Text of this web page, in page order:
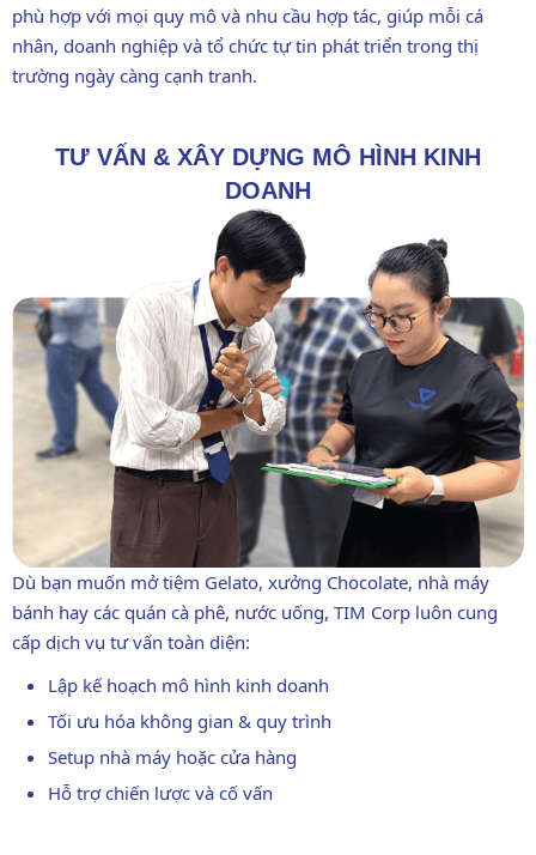
phù hợp với mọi quy mô và nhu cầu hợp tác, giúp mỗi cá
nhân, doanh nghiệp và tổ chức tự tin phát triển trong thị
trường ngày càng cạnh tranh.
TƯ VẤN & XÂY DỰNG MÔ HÌNH KINH
DOANH
Dù bạn muốn mở tiệm Gelato, xưởng Chocolate, nhà máy
bánh hay các quán cà phê, nước uống, TIM Corp luôn cung
cấp dịch vụ tư vấn toàn diện:
Lập kế hoạch mô hình kinh doanh
Tối ưu hóa không gian & quy trình
Setup nhà máy hoặc cửa hàng
Hỗ trợ chiến lược và cố vấn